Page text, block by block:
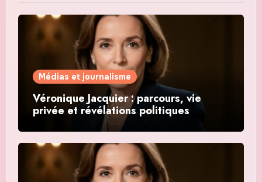
Médias et journalisme
Véronique Jacquier : parcours, vie
privée et révélations politiques